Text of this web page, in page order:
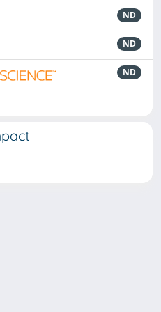
ND
ND
ND